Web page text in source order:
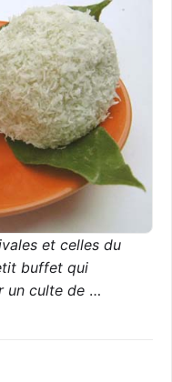
et celles du
buffet qui
un culte de …